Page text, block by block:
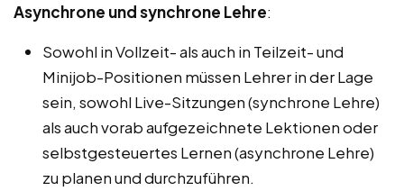
Asynchrone und synchrone Lehre:
Sowohl in Vollzeit- als auch in Teilzeit- und
Minijob-Positionen müssen Lehrer in der Lage
sein, sowohl Live-Sitzungen (synchrone Lehre)
als auch vorab aufgezeichnete Lektionen oder
selbstgesteuertes Lernen (asynchrone Lehre)
zu planen und durchzuführen.